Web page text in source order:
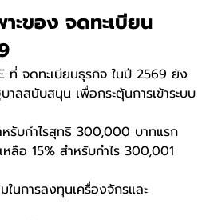
ะของ จดทะเบียน
ที่ จดทะเบียนธุรกิจ ในปี 2569 ยัง
าลสนับสนุน เพื่อกระตุ้นการเข้าระบบ
รับกำไรสุทธิ 300,000 บาทแรก
อ 15% สำหรับกำไร 300,001
นการลงทุนเครื่องจักรและ